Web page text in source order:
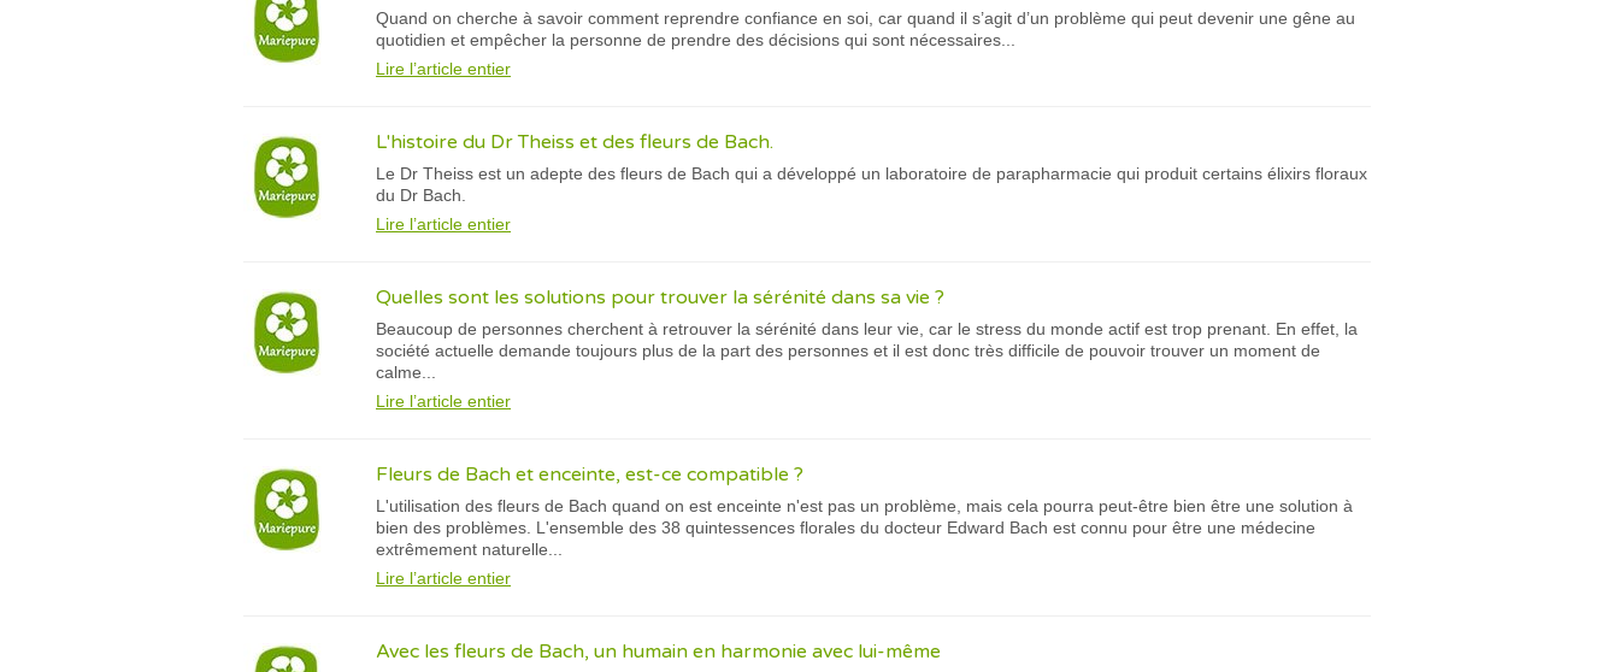
Quand on cherche à savoir comment reprendre confiance en soi, car quand il s’agit d’un problème qui peut devenir une gêne au
quotidien et empêcher la personne de prendre des décisions qui sont nécessaires...
Lire l’article entier
L'histoire du Dr Theiss et des fleurs de Bach.
Le Dr Theiss est un adepte des fleurs de Bach qui a développé un laboratoire de parapharmacie qui produit certains élixirs floraux
du Dr Bach.
Lire l’article entier
Quelles sont les solutions pour trouver la sérénité dans sa vie ?
Beaucoup de personnes cherchent à retrouver la sérénité dans leur vie, car le stress du monde actif est trop prenant. En effet, la
société actuelle demande toujours plus de la part des personnes et il est donc très difficile de pouvoir trouver un moment de
calme...
Lire l’article entier
Fleurs de Bach et enceinte, est-ce compatible ?
L'utilisation des fleurs de Bach quand on est enceinte n'est pas un problème, mais cela pourra peut-être bien être une solution à
bien des problèmes. L'ensemble des 38 quintessences florales du docteur Edward Bach est connu pour être une médecine
extrêmement naturelle...
Lire l’article entier
Avec les fleurs de Bach, un humain en harmonie avec lui-même